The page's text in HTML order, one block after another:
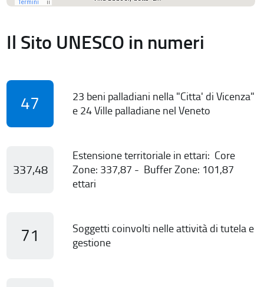
Il Sito UNESCO in numeri
47
23 beni palladiani nella "Citta' di Vicenza"
e 24 Ville palladiane nel Veneto
337,48
Estensione territoriale in ettari: Core
Zone: 337,87 - Buffer Zone: 101,87
ettari
71
Soggetti coinvolti nelle attività di tutela e
gestione